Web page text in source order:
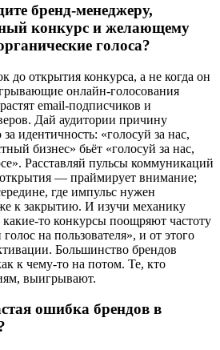
бренд-менеджеру,
конкурс и желающему
голоса?
до открытия конкурса, а не когда он
онлайн-голосования
email-подписчиков и
Дай аудитории причину
идентичность: «голосуй за нас,
бизнес» бьёт «голосуй за нас,
Расставляй пульсы коммуникаций
открытия — праймирует внимание;
где импульс нужен
к закрытию. И изучи механику
то конкурсы поощряют частоту
на пользователя», и от этого
Большинство брендов
к чему-то на потом. Те, кто
выигрывают.
ошибка брендов в